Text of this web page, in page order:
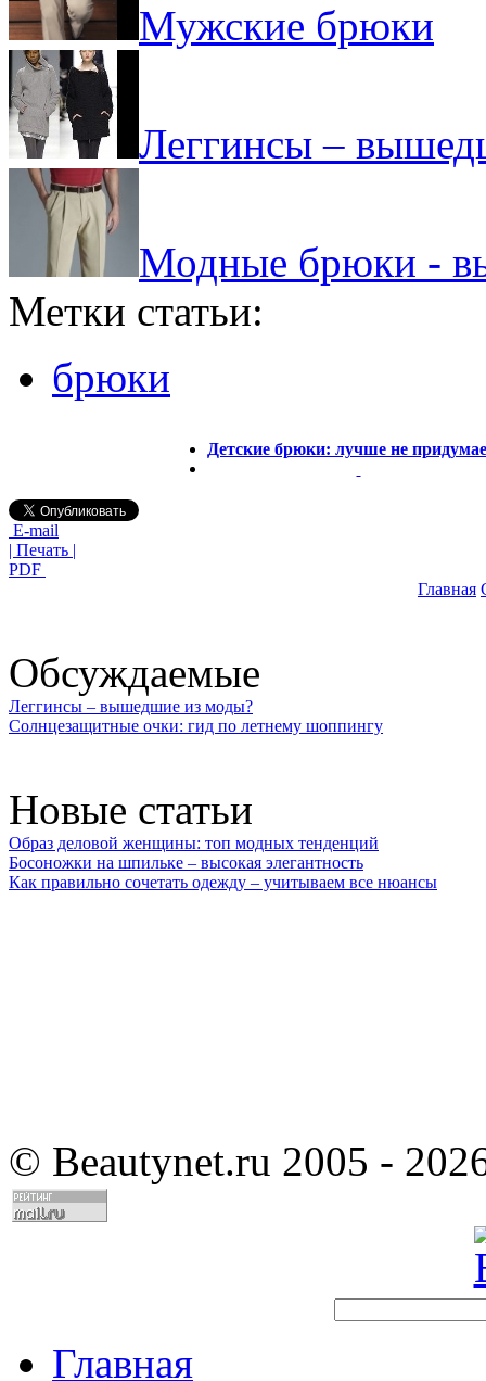
Мужские брюки
Леггинсы –
Модные брюки -
Метки статьи:
брюки
Детские брюки: лучше не
E-mail
| Печать |
PDF
Главная
Обсуждаемые
Леггинсы – вышедшие из моды?
Солнцезащитные очки: гид по летнему шоппингу
Новые статьи
Образ деловой женщины: топ модных тенденций
Босоножки на шпильке – высокая элегантность
Как правильно сочетать одежду – учитываем все нюансы
© Beautynet.ru 2005 -
Главная